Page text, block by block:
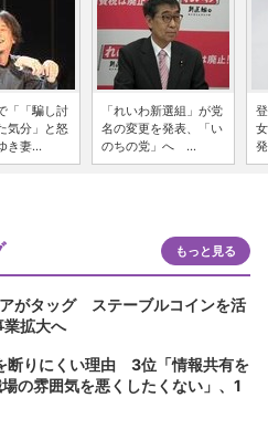
「「騙し討
気分」と怒
き妻...
「れいわ新選組」が党
名の変更を発表、「い
のちの党」へ ...
もっと見る
がタッグ ステーブルコインを活
業拡大へ
断りにくい理由 3位「情報共有を
の雰囲気を悪くしたくない」、1